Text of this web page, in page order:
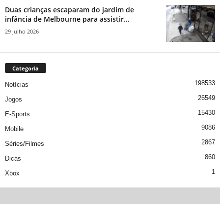
Duas crianças escaparam do jardim de
infância de Melbourne para assistir...
29 Julho 2026
Categoria
Notícias 198533
Jogos 26549
E-Sports 15430
Mobile 9086
Séries/Filmes 2867
Dicas 860
Xbox 1